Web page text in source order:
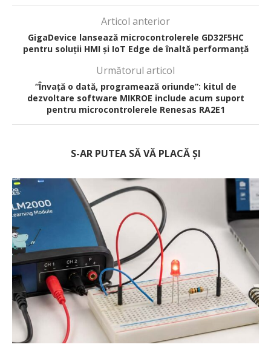
Articol anterior
GigaDevice lansează microcontrolerele GD32F5HC
pentru soluții HMI și IoT Edge de înaltă performanță
Următorul articol
“Învață o dată, programează oriunde”: kitul de
dezvoltare software MIKROE include acum suport
pentru microcontrolerele Renesas RA2E1
S-AR PUTEA SĂ VĂ PLACĂ ȘI